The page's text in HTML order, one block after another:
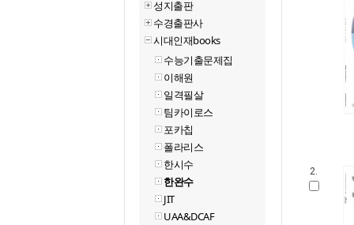
성지출판
수경출판사
시대인재books
수능기출문제집
이해원
일격필살
팀카이로스
포카칩
폴라리스
한시수
한완수
JIT
UAA&DCAF
2.